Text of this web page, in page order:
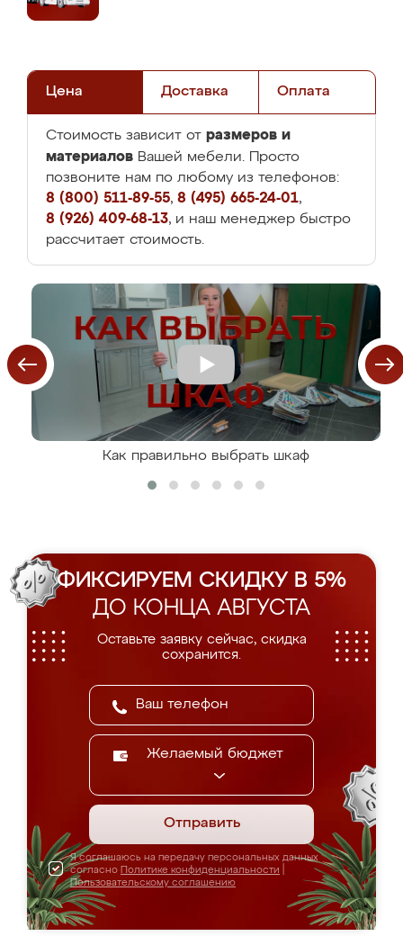
Цена Доставка Оплата
Стоимость зависит от размеров и
материалов Вашей мебели. Просто
позвоните нам по любому из телефонов:
8 (800) 511-89-55, 8 (495) 665-24-01,
8 (926) 409-68-13, и наш менеджер быстро
рассчитает стоимость.
Как правильно выбрать шкаф
ФИКСИРУЕМ СКИДКУ В 5%
ДО КОНЦА АВГУСТА
Оставьте заявку сейчас, скидка
сохранится.
Желаемый бюджет
Отправить
Я соглашаюсь на передачу персональных данных
согласно Политике конфиденциальности
Пользовательскому соглашению